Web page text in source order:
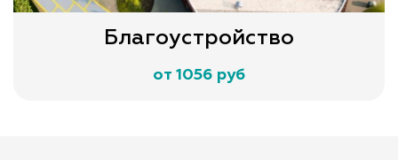
Благоустройство
от 1056 руб